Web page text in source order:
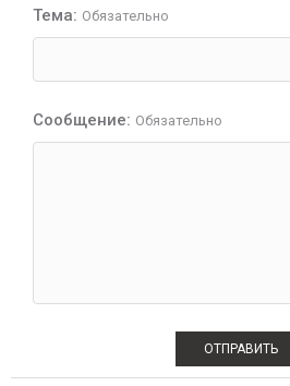
Тема Обязательно
Сообщение Обязательно
ОТПРАВИТЬ